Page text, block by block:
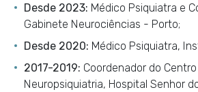
Desde 2023: Médico Psiquiatra e
Gabinete Neurociências - Porto;
Desde 2020: Médico Psiquiatra,
2017-2019: Coordenador do
Neuropsiquiatria, Hospital Senhor